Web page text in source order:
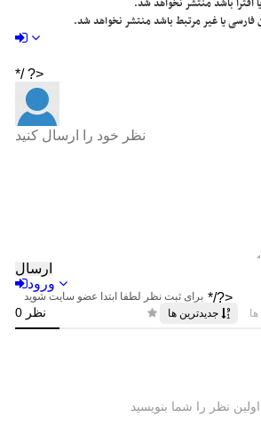
فارسی یا غیر مرتبط باشد منتشر نخواهد شد.